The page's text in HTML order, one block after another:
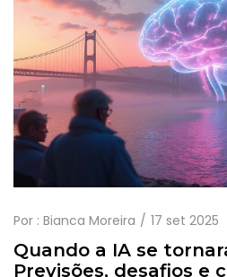
Por : Bianca Moreira 17 set 2025
Quando a IA se
Previsões, desafios e